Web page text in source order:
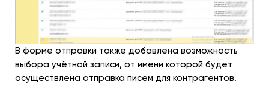
В форме отправки также добавлена возможность
выбора учётной записи, от имени которой будет
осуществлена отправка писем для контрагентов.